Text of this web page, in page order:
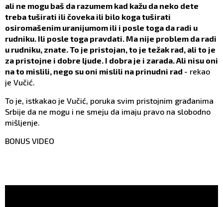
ali ne mogu baš da razumem kad kažu da neko dete
treba tuširati ili čoveka ili bilo koga tuširati
osiromašenim uranijumom ili i posle toga da radi u
rudniku. Ili posle toga pravdati. Ma nije problem da radi
u rudniku, znate. To je pristojan, to je težak rad, ali to je
za pristojne i dobre ljude. I dobra je i zarada. Ali nisu oni
na to mislili, nego su oni mislili na prinudni rad - rekao
je Vučić.
To je, istkakao je Vučić, poruka svim pristojnim građanima
Srbije da ne mogu i ne smeju da imaju pravo na slobodno
mišljenje.
BONUS VIDEO